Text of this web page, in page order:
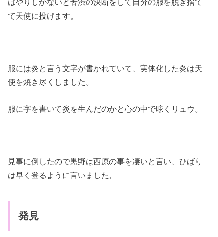
て天使に投げます。
服には炎と言う文字が書かれていて、実体化した炎は天
使を焼き尽くしました。
服に字を書いて炎を生んだのかと心の中で呟くリュウ。
見事に倒したので黒野は西原の事を凄いと言い、ひばり
は早く登るように言いました。
発見